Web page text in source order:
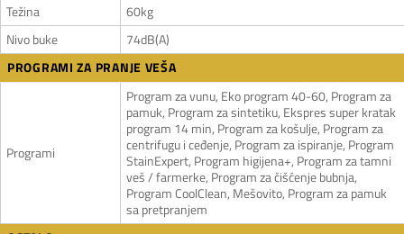
Težina
60kg
Nivo buke
74dB(A)
PROGRAMI ZA PRANJE VEŠA
Programi
Program za vunu, Eko program 40-60, Program za
pamuk, Program za sintetiku, Ekspres super kratak
program 14 min, Program za košulje, Program za
centrifugu i ceđenje, Program za ispiranje, Program
StainExpert, Program higijena+, Program za tamni
veš / farmerke, Program za čišćenje bubnja,
Program CoolClean, Mešovito, Program za pamuk
sa pretpranjem